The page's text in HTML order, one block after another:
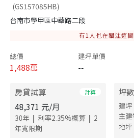
(GS157085HB)
台南市學甲區中華路二段
有1 人也在關注這
總價
1,488萬
建坪單價
--
房貸試算 計算
48,371 元/月
30年 | 利率2.35%概算 | 2
年寬限期
坪
建坪
主
地坪